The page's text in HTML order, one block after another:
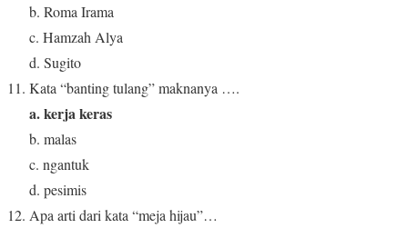
b. Roma Irama
c. Hamzah Alya
d. Sugito
Kata “banting tulang” maknanya ….
a. kerja keras
b. malas
c. ngantuk
d. pesimis
Apa arti dari kata “meja hijau”…